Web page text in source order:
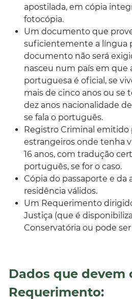
apostilada, em cópia
fotocópia.
Um documento que
suficientemente a língua
documento não será
nasceu num país em que
portuguesa é oficial, se
mais de cinco anos ou se
dez anos nacionalidade
se fala o português.
Registro Criminal emitido
estrangeiros onde tenha
16 anos, com tradução
português, se for o caso.
Cópia do passaporte e da
residência válidos.
Um Requerimento
Justiça (que é
Conservatória ou pode
Dados que devem
Requerimento: